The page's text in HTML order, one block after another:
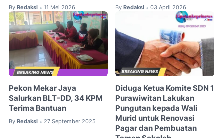
By Redaksi • 11 Mei 2026 By Redaksi • 03 April 2026
Pekon Mekar Jaya
Salurkan BLT-DD, 34 KPM
Terima Bantuan
By Redaksi • 27 September 2025
Diduga Ketua Komite SDN 1
Purawiwitan Lakukan
Pungutan kepada Wali
Murid untuk Renovasi
Pagar dan Pembuatan